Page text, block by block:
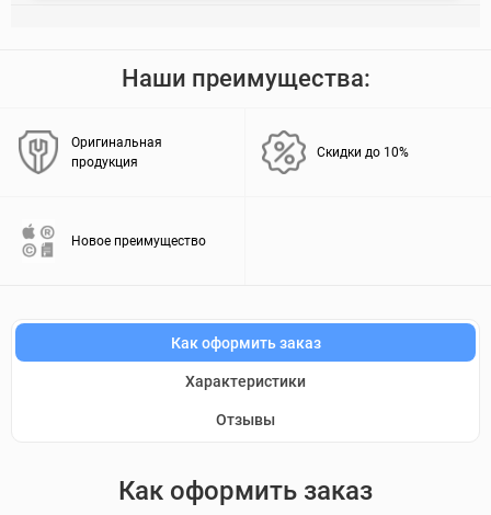
Наши преимущества:
Оригинальная
продукция
Скидки до 10%
Новое преимущество
Как оформить заказ
Характеристики
Отзывы
Как оформить заказ